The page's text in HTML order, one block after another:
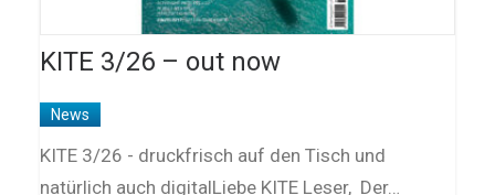
KITE 3/26 – out now
News
KITE 3/26 - druckfrisch auf den Tisch und
natürlich auch digitalLiebe KITE Leser, Der…